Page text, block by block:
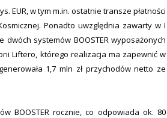
EUR, w tym m.in. ostatnie transze płatności
Ponadto uwzględnia zawarty w I
systemów BOOSTER wyposażonych
Liftero, którego realizacja ma zapewnić w
1,7 mln zł przychodów netto ze
BOOSTER rocznie, co odpowiada ok. 80